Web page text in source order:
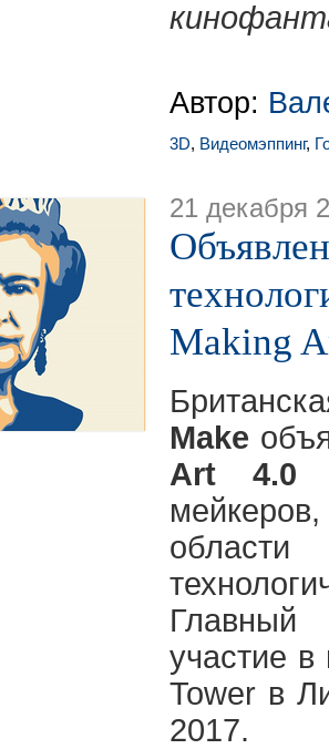
Автор:
3D, Видеомэппинг,
21 декабря
Making
Make
Art 4.0
участие
Tower в
2017.